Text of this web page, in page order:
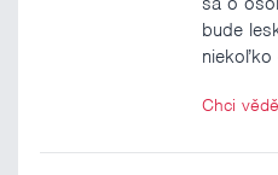
bude
niekoľko
Chci